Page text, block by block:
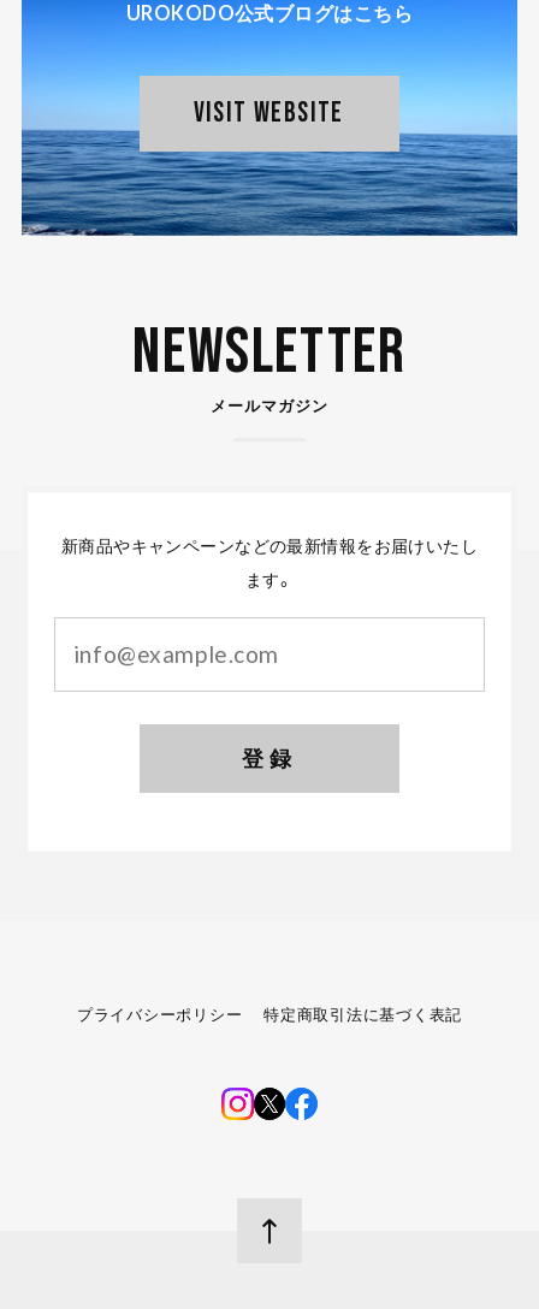
UROKODO公式ブログはこちら
VISIT WEBSITE
Newsletter
メールマガジン
新商品やキャンペーンなどの最新情報をお届けいたし
ます。
登録
プライバシーポリシー 特定商取引法に基づく表記